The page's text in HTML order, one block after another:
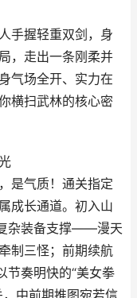
手握轻重双剑，身
，走出一条刚柔并
气场全开、实力在
横扫武林的核心密
是气质！通关指定
成长通道。初入山
杂装备支撑——漫天
制三怪；前期续航
节奏明快的“美女拳